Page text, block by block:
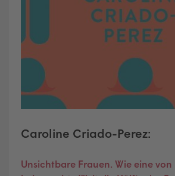
Caroline Criado-Perez:
Unsichtbare Frauen. Wie eine von